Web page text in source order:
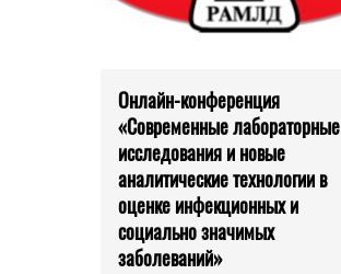
Онлайн-конференция
«Современные лабораторные
исследования и новые
аналитические технологии в
оценке инфекционных и
социально значимых
заболеваний»